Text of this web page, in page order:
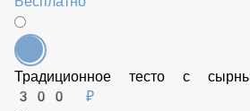
Традиционное тесто с сырным бортом
300 ₽